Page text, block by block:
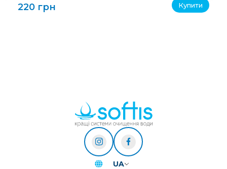
220 грн Купити
UA